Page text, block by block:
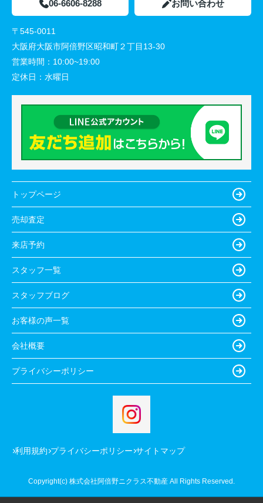
06-6606-8288 お問い合わせ
〒545-0011
大阪府大阪市阿倍野区昭和町２丁目13-30
営業時間： 10:00~19:00
定休日： 水曜日
トップページ
売却査定
来店予約
スタッフ一覧
スタッフブログ
お客様の声一覧
会社概要
プライバシーポリシー
利用規約 プライバシーポリシー サイトマップ
Copyright(c) 株式会社阿倍野ニクラス不動産 All Rights Reserved.